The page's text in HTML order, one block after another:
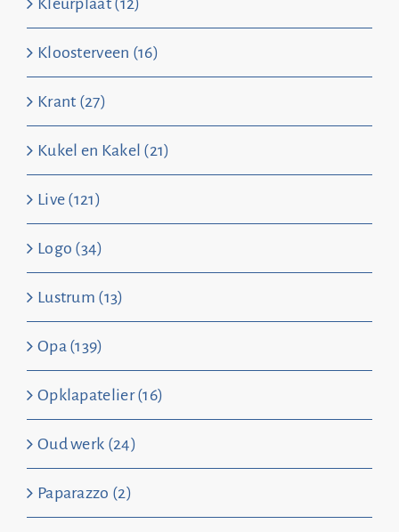
Kleurplaat (12)
Kloosterveen (16)
Krant (27)
Kukel en Kakel (21)
Live (121)
Logo (34)
Lustrum (13)
Opa (139)
Opklapatelier (16)
Oud werk (24)
Paparazzo (2)